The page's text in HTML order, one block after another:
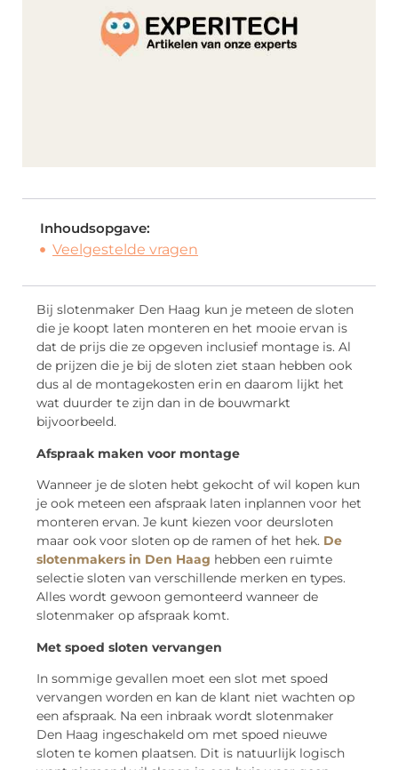
Inhoudsopgave:
Veelgestelde vragen
Bij slotenmaker Den Haag kun je meteen de sloten
die je koopt laten monteren en het mooie ervan is
dat de prijs die ze opgeven inclusief montage is. Al
de prijzen die je bij de sloten ziet staan hebben ook
dus al de montagekosten erin en daarom lijkt het
wat duurder te zijn dan in de bouwmarkt
bijvoorbeeld.
Afspraak maken voor montage
Wanneer je de sloten hebt gekocht of wil kopen kun
je ook meteen een afspraak laten inplannen voor het
monteren ervan. Je kunt kiezen voor deursloten
maar ook voor sloten op de ramen of het hek. De
slotenmakers in Den Haag hebben een ruimte
selectie sloten van verschillende merken en types.
Alles wordt gewoon gemonteerd wanneer de
slotenmaker op afspraak komt.
Met spoed sloten vervangen
In sommige gevallen moet een slot met spoed
vervangen worden en kan de klant niet wachten op
een afspraak. Na een inbraak wordt slotenmaker
Den Haag ingeschakeld om met spoed nieuwe
sloten te komen plaatsen. Dit is natuurlijk logisch